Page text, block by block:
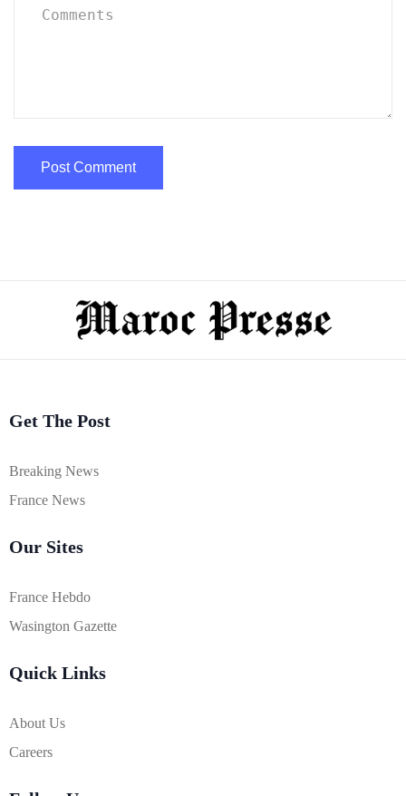
Get The Post
Breaking News
France News
Our Sites
France Hebdo
Wasington Gazette
Quick Links
About Us
Careers